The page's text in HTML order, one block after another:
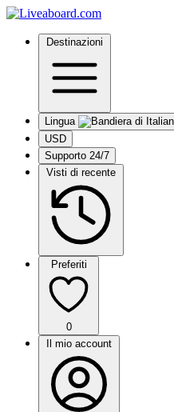
Destinazioni
Lingua
USD
Supporto 24/7
Visti di recente
Preferiti
0
Il mio account